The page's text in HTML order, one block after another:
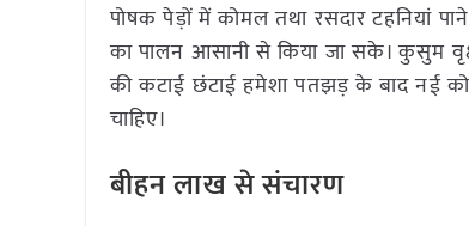
पोषक पेड़ों में कोमल तथा रसदार टहनियां
का पालन आसानी से किया जा सके। कुसुम
की कटाई छंटाई हमेशा पतझड़ के बाद नई
चाहिए।
बीहन लाख से संचारण